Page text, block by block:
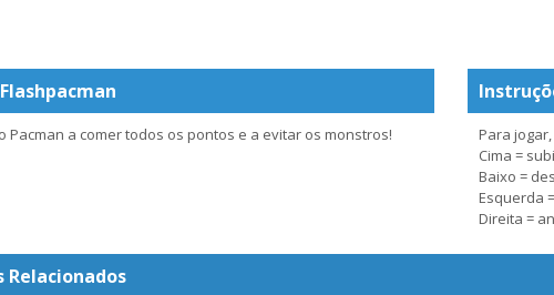
Pacman a comer todos os pontos e a evitar os monstros!
Para
Cima =
Baixo =
Esquerda
Direita =
Relacionados